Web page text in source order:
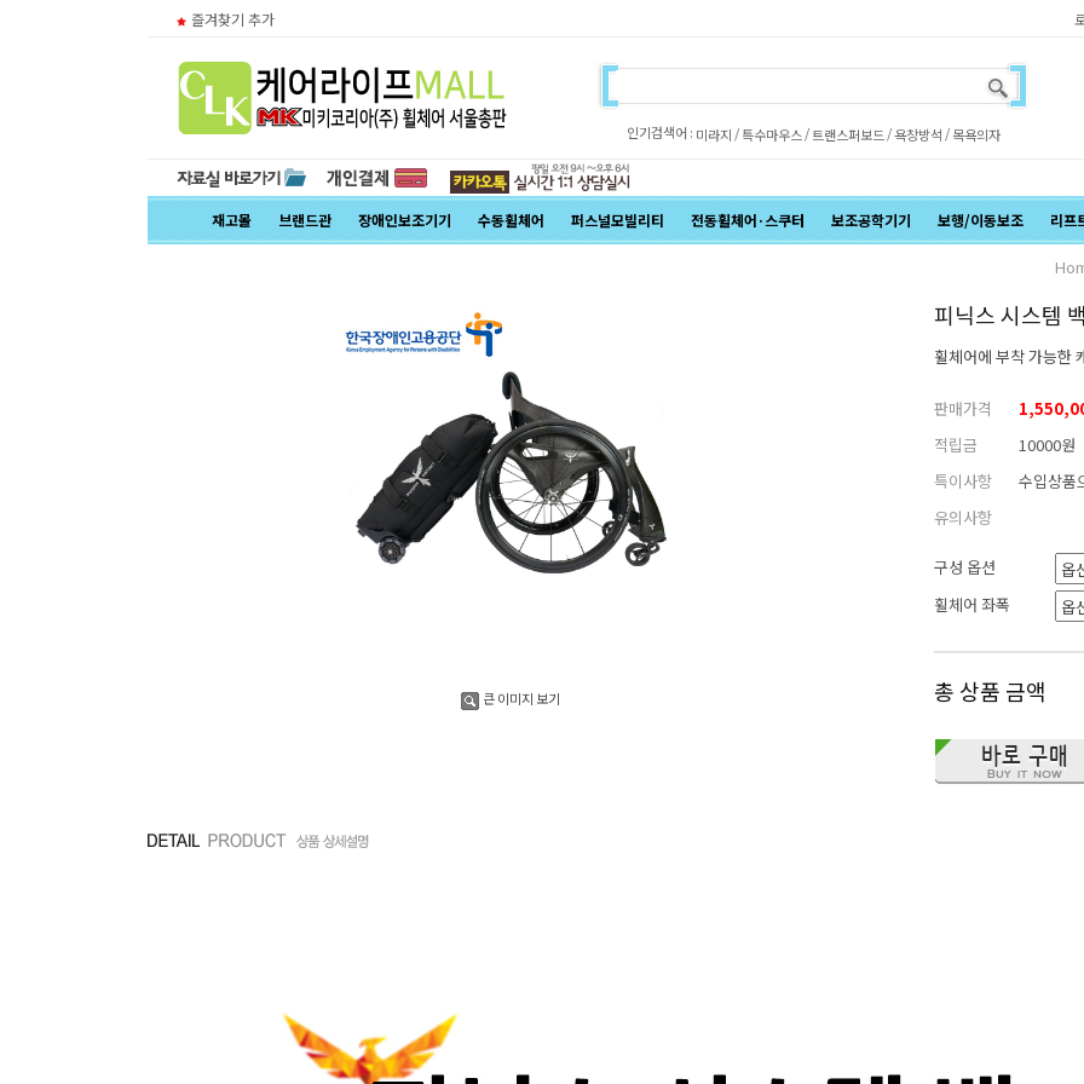
즐겨찾기 추가
인기검색어 : 미라지 /특수마우스/트랜스퍼보드 /욕창방석 /목욕의자
재고몰 브랜드관 장애인보조기기 수동휠체어 퍼스널모빌리티 전동휠체어·스쿠터 보조공학기기 보행/이동보조 리프
큰 이미지 보기
피닉스 시스템
휠체어에 부착 가능한
판매가격
적립금
10000원
특이사항
수입상품
유의사항
구성 옵션
휠체어 좌폭
총 상품 금액